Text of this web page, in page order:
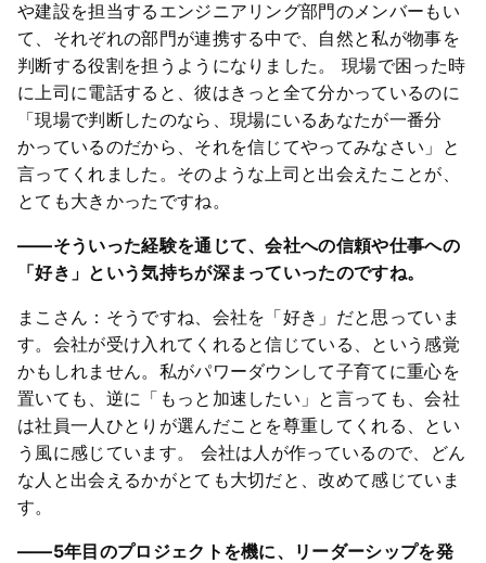
や建設を担当するエンジニアリング部門のメンバーもい
て、それぞれの部門が連携する中で、自然と私が物事を
判断する役割を担うようになりました。 現場で困った時
に上司に電話すると、彼はきっと全て分かっているのに
「現場で判断したのなら、現場にいるあなたが一番分
かっているのだから、それを信じてやってみなさい」と
言ってくれました。そのような上司と出会えたことが、
とても大きかったですね。
――そういった経験を通じて、会社への信頼や仕事への
「好き」という気持ちが深まっていったのですね。
まこさん：そうですね、会社を「好き」だと思っていま
す。会社が受け入れてくれると信じている、という感覚
かもしれません。私がパワーダウンして子育てに重心を
置いても、逆に「もっと加速したい」と言っても、会社
は社員一人ひとりが選んだことを尊重してくれる、とい
う風に感じています。 会社は人が作っているので、どん
な人と出会えるかがとても大切だと、改めて感じていま
す。
――5年目のプロジェクトを機に、リーダーシップを発